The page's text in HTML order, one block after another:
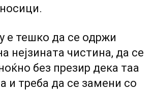
е тешко да се одржи
нејзината чистина, да се
без презир дека таа
и треба да се замени со